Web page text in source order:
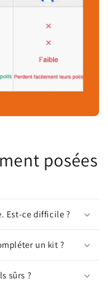
posées
Est-ce difficile ?
un kit ?
sûrs ?